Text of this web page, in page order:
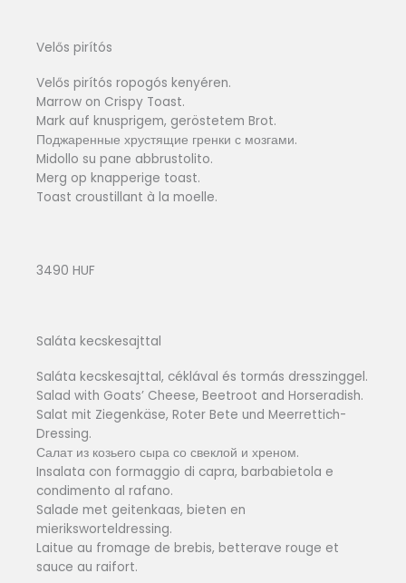
Velős pirítós
Velős pirítós ropogós kenyéren.
Marrow on Crispy Toast.
Mark auf knusprigem, geröstetem Brot.
Поджаренные хрустящие гренки с мозгами.
Midollo su pane abbrustolito.
Merg op knapperige toast.
Toast croustillant à la moelle.
3490 HUF
Saláta kecskesajttal
Saláta kecskesajttal, céklával és tormás dresszinggel.
Salad with Goats’ Cheese, Beetroot and Horseradish.
Salat mit Ziegenkäse, Roter Bete und Meerrettich-
Dressing.
Салат из козьего сыра со свеклой и хреном.
Insalata con formaggio di capra, barbabietola e
condimento al rafano.
Salade met geitenkaas, bieten en
mieriksworteldressing.
Laitue au fromage de brebis, betterave rouge et
sauce au raifort.